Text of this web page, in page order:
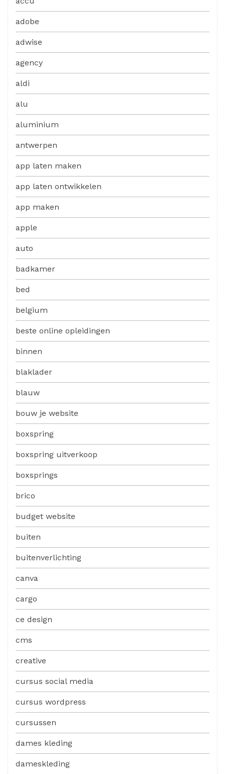
adobe
adwise
agency
aldi
alu
aluminium
antwerpen
app laten maken
app laten ontwikkelen
app maken
apple
auto
badkamer
bed
belgium
beste online opleidingen
binnen
blaklader
blauw
bouw je website
boxspring
boxspring uitverkoop
boxsprings
brico
budget website
buiten
buitenverlichting
canva
cargo
ce design
cms
creative
cursus social media
cursus wordpress
cursussen
dames kleding
dameskleding